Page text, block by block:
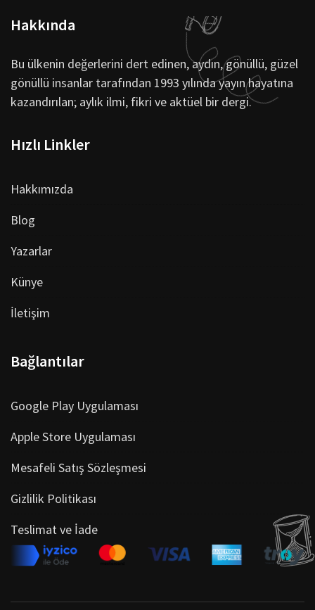
Hakkında
Bu ülkenin değerlerini dert edinen, aydın, gönüllü, güzel
gönüllü insanlar tarafından 1993 yılında yayın hayatına
kazandırılan; aylık ilmi, fikri ve aktüel bir dergi.
Hızlı Linkler
Hakkımızda
Blog
Yazarlar
Künye
İletişim
Bağlantılar
Google Play Uygulaması
Apple Store Uygulaması
Mesafeli Satış Sözleşmesi
Gizlilik Politikası
Teslimat ve İade